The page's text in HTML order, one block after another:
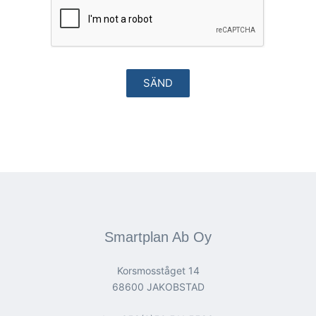
Smartplan Ab Oy
Korsmosståget 14
68600 JAKOBSTAD